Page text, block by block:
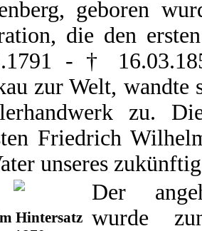
geboren
die den
- †
zur Welt, wandte
zu.
Friedrich
unseres
Hintersatz
Der
wurde